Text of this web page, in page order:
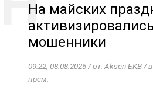
На майских
мошенники
09:22, 08.08.2026 / от: Aksen EKB /
прсм.